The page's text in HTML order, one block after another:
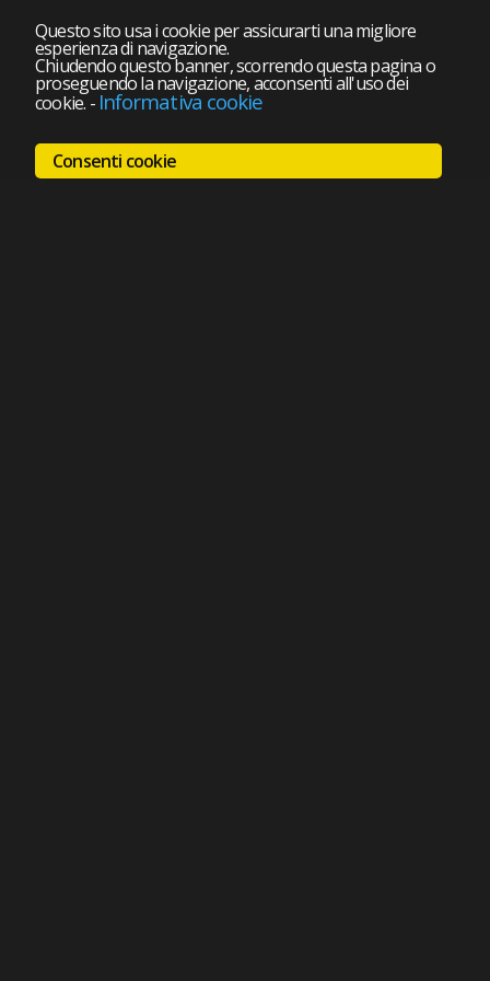
Questo sito usa i cookie per assicurarti una migliore
esperienza di navigazione.
Chiudendo questo banner, scorrendo questa pagina o
proseguendo la navigazione, acconsenti all'uso dei
cookie. - Informativa cookie
Consenti cookie